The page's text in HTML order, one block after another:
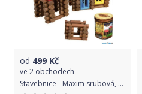
od 499 Kč
ve 2 obchodech
Stavebnice - Maxim srubová, 150ks v tubusu